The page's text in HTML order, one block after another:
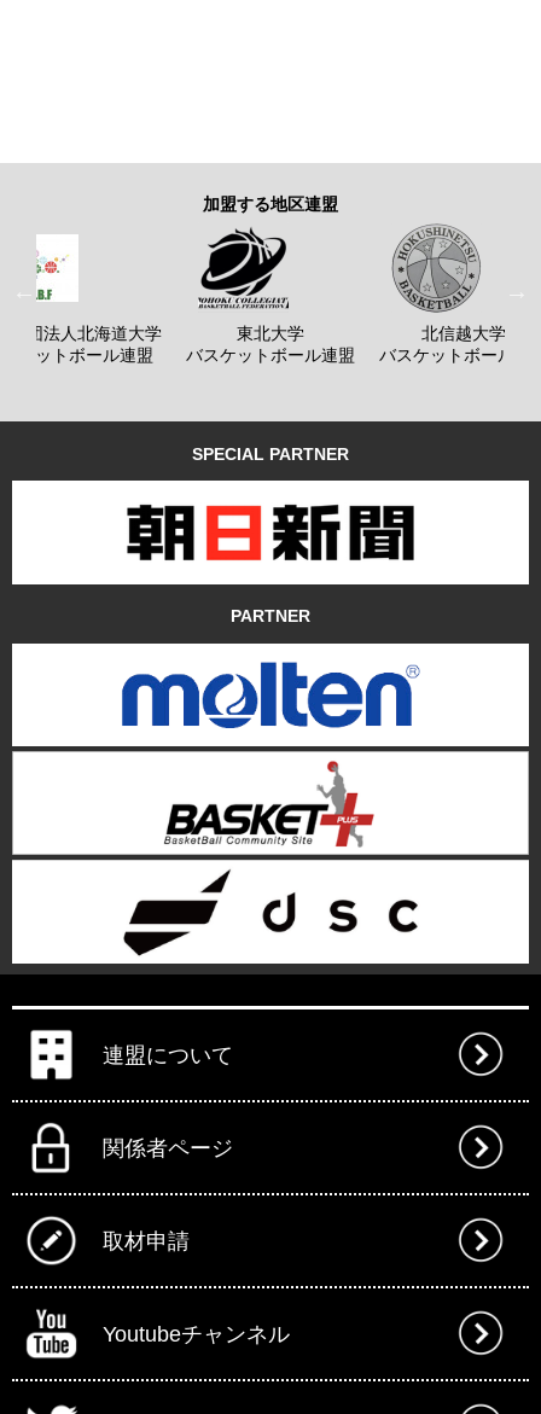
加盟する地区連盟
社団法人北海道大学
ケットボール連盟
東北大学
バスケットボール連盟
北信越大学
バスケットボール連
SPECIAL PARTNER
PARTNER
連盟について
関係者ページ
取材申請
Youtubeチャンネル